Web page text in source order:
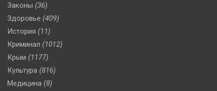
Законы (36)
Здоровье (409)
История (11)
Криминал (1012)
Крым (1177)
Культура (816)
Медицина (8)